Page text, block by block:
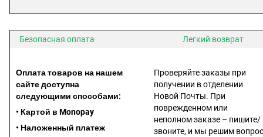
Безопасная оплата Легкий возврат
Оплата товаров на нашем
сайте доступна
следующими способами:
• Картой в Monopay
• Наложенный платеж
Проверяйте заказы при
получении в отделении
Новой Почты. При
поврежденном или
неполном заказе – пишите/
звоните, и мы решим вопрос